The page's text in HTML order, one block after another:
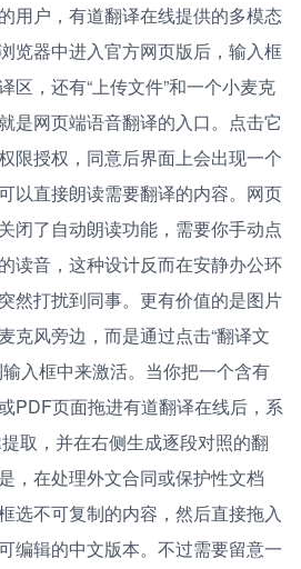
用户，有道翻译在线提供的多模态
览器中进入官方网页版后，输入框
区，还有“上传文件”和一个小麦克
是网页端语音翻译的入口。点击它
限授权，同意后界面上会出现一个
以直接朗读需要翻译的内容。网页
闭了自动朗读功能，需要你手动点
读音，这种设计反而在安静办公环
然打扰到同事。更有价值的是图片
克风旁边，而是通过点击“翻译文
入框中来激活。当你把一个含有
PDF页面拖进有道翻译在线后，系
取，并在右侧生成逐段对照的翻
，在处理外文合同或保护性文档
选不可复制的内容，然后直接拖入
编辑的中文版本。不过需要留意一